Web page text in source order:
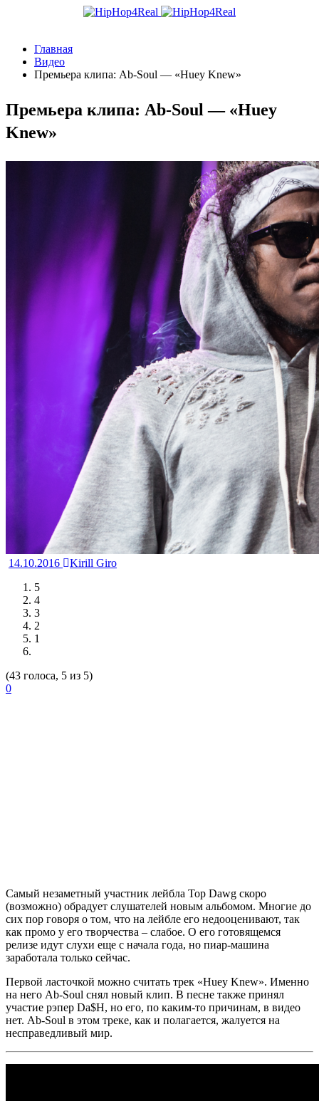
Главная
Видео
Премьера клипа: Ab-Soul — «Huey Knew»
Премьера клипа: Ab-Soul — «Huey
Knew»
14.10.2016
Kirill Giro
5
4
3
2
1
(43 голоса, 5 из 5)
0
Самый незаметный участник лейбла Top Dawg скоро
(возможно) обрадует слушателей новым альбомом. Многие до
сих пор говоря о том, что на лейбле его недооценивают, так
как промо у его творчества – слабое. О его готовящемся
релизе идут слухи еще с начала года, но пиар-машина
заработала только сейчас.
Первой ласточкой можно считать трек «Huey Knew». Именно
на него Ab-Soul снял новый клип. В песне также принял
участие рэпер Da$H, но его, по каким-то причинам, в видео
нет. Ab-Soul в этом треке, как и полагается, жалуется на
несправедливый мир.